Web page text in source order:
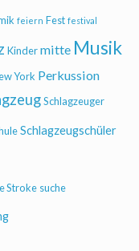
feiern Fest festival
Kinder mitte Musik
York Perkussion
Schlagzeuger
Schlagzeugschüler
Stroke suche